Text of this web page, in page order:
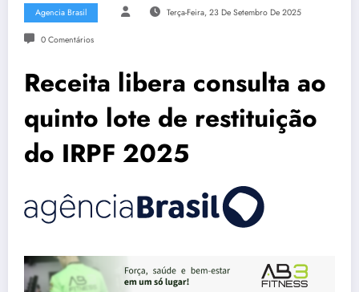
Agencia Brasil Terça-Feira, 23 De Setembro De 2025
0 Comentários
Receita libera consulta ao
quinto lote de restituição
do IRPF 2025